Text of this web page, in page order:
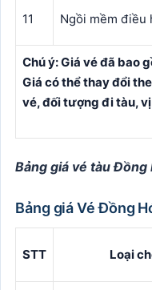
11 Ngồi mềm điều
Chú ý: Giá vé đã bao
Giá có thể thay đổi
vé, đối tượng đi tàu,
Bảng giá vé tàu Đồng
Bảng giá Vé Đồng
STT Loại